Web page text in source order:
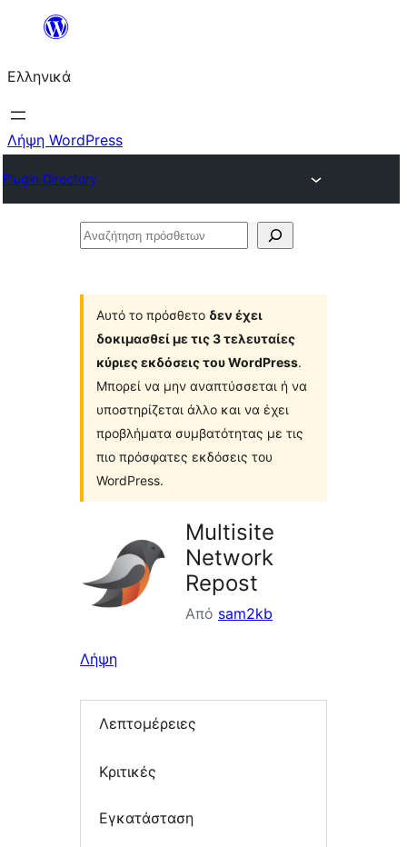
Μετάβαση
περιεχόμενο
Ελληνικά
Λήψη WordPress
Plugin Directory
Αναζήτηση
Αυτό το πρόσθετο δεν έχει
δοκιμασθεί με τις 3 τελευταίες
κύριες εκδόσεις του WordPress.
Μπορεί να μην αναπτύσσεται ή να
υποστηρίζεται άλλο και να έχει
προβλήματα συμβατότητας με τις
πιο πρόσφατες εκδόσεις του
WordPress.
Multisite
Network
Repost
Από sam2kb
Λήψη
Λεπτομέρειες
Κριτικές
Εγκατάσταση